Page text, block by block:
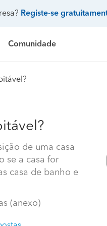
Registe-se
Carpintaria e
Jardinagem
de piscina
de casa contentor
Comunidade
Pergunte à comunidade
Procenter
de uma casa
se a casa for
casa de banho e
(anexo)